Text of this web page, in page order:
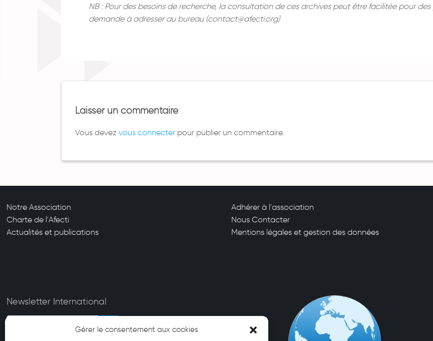
Gérer le consentement aux cookies
NB : Pour des besoins de recherche, la consultation de ces archives peut être facilitée pour
demande à adresser au bureau (contact@afecti.org)
Laisser un commentaire
Vous devez vous connecterpour publier un commentaire.
Notre Association
Charte de l'Afecti
Actualités et publications
Adhérer à l'association
Nous Contacter
Mentions légales et gestion des données
Newsletter International